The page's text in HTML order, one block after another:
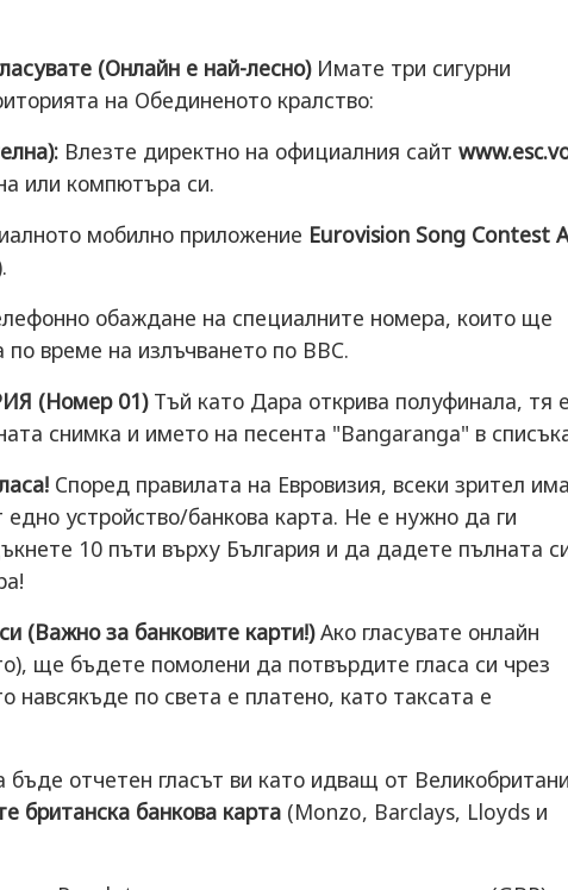
(Онлайн е най-лесно)Имате три сигурни
на Обединеното кралство:
Влезте директно на официалния сайт
или компютъра си.
мобилно приложение Eurovision Song Contest
обаждане на специалните номера, които ще
време на излъчването по BBC.
(Номер 01)Тъй като Дара открива полуфинала, тя е
снимка и името на песента "Bangaranga" в
Според правилата на Евровизия, всеки зрител има
едно устройство/банкова карта. Не е нужно да ги
10 пъти върху България и да дадете пълната
(Важно за банковите карти!)Ако гласувате онлайн
ще бъдете помолени да потвърдите гласа си чрез
навсякъде по света е платено, като таксата е
бъде отчетен гласът ви като идващ от
британска банкова карта (Monzo, Barclays, Lloyds и